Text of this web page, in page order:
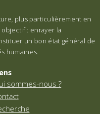
plus particulièrement en
: enrayer la
un bon état général de
humaines.
sommes-nous ?